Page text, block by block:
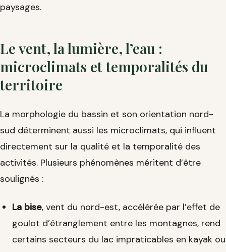
paysages.
Le vent, la lumière, l’eau :
microclimats et temporalités du
territoire
La morphologie du bassin et son orientation nord-
sud déterminent aussi les microclimats, qui influent
directement sur la qualité et la temporalité des
activités. Plusieurs phénomènes méritent d’être
soulignés :
La bise, vent du nord-est, accélérée par l’effet de
goulot d’étranglement entre les montagnes, rend
certains secteurs du lac impraticables en kayak ou